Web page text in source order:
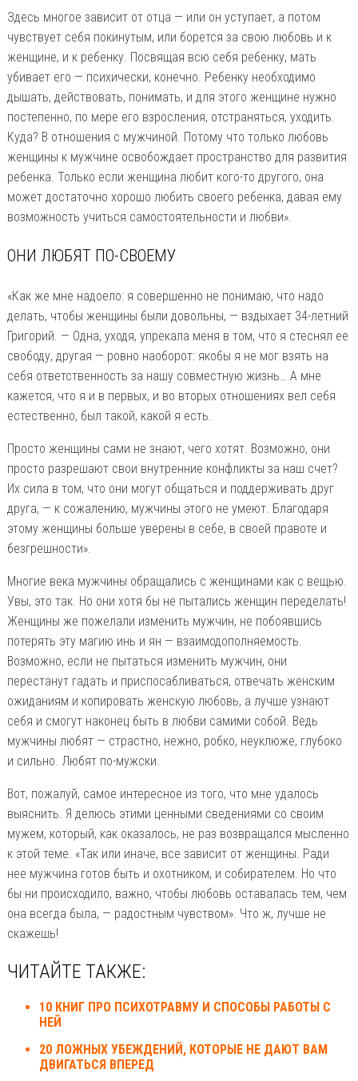
Здесь многое зависит от отца — или он уступает, а потом
чувствует себя покинутым, или борется за свою любовь и к
женщине, и к ребенку. Посвящая всю себя ребенку, мать
убивает его — психически, конечно. Ребенку необходимо
дышать, действовать, понимать, и для этого женщине нужно
постепенно, по мере его взросления, отстраняться, уходить.
Куда? В отношения с мужчиной. Потому что только любовь
женщины к мужчине освобождает пространство для развития
ребенка. Только если женщина любит кого-то другого, она
может достаточно хорошо любить своего ребенка, давая ему
возможность учиться самостоятельности и любви».
ОНИ ЛЮБЯТ ПО-СВОЕМУ
«Как же мне надоело: я совершенно не понимаю, что надо
делать, чтобы женщины были довольны, — вздыхает 34-летний
Григорий. — Одна, уходя, упрекала меня в том, что я стеснял ее
свободу, другая — ровно наоборот: якобы я не мог взять на
себя ответственность за нашу совместную жизнь… А мне
кажется, что я и в первых, и во вторых отношениях вел себя
естественно, был такой, какой я есть.
Просто женщины сами не знают, чего хотят. Возможно, они
просто разрешают свои внутренние конфликты за наш счет?
Их сила в том, что они могут общаться и поддерживать друг
друга, — к сожалению, мужчины этого не умеют. Благодаря
этому женщины больше уверены в себе, в своей правоте и
безгрешности».
Многие века мужчины обращались с женщинами как с вещью.
Увы, это так. Но они хотя бы не пытались женщин переделать!
Женщины же пожелали изменить мужчин, не побоявшись
потерять эту магию инь и ян — взаимодополняемость.
Возможно, если не пытаться изменить мужчин, они
перестанут гадать и приспосабливаться, отвечать женским
ожиданиям и копировать женскую любовь, а лучше узнают
себя и смогут наконец быть в любви самими собой. Ведь
мужчины любят — страстно, нежно, робко, неуклюже, глубоко
и сильно. Любят по-мужски.
Вот, пожалуй, самое интересное из того, что мне удалось
выяснить. Я делюсь этими ценными сведениями со своим
мужем, который, как оказалось, не раз возвращался мысленно
к этой теме. «Так или иначе, все зависит от женщины. Ради
нее мужчина готов быть и охотником, и собирателем. Но что
бы ни происходило, важно, чтобы любовь оставалась тем, чем
она всегда была, — радостным чувством». Что ж, лучше не
скажешь!
ЧИТАЙТЕ ТАКЖЕ:
10 КНИГ ПРО ПСИХОТРАВМУ И СПОСОБЫ РАБОТЫ С
НЕЙ
20 ЛОЖНЫХ УБЕЖДЕНИЙ, КОТОРЫЕ НЕ ДАЮТ ВАМ
ДВИГАТЬСЯ ВПЕРЕД